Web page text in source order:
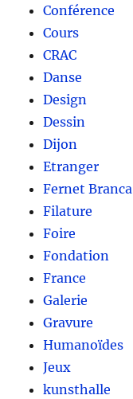
Conférence
Cours
CRAC
Danse
Design
Dessin
Dijon
Etranger
Fernet Branca
Filature
Foire
Fondation
France
Galerie
Gravure
Humanoïdes
Jeux
kunsthalle